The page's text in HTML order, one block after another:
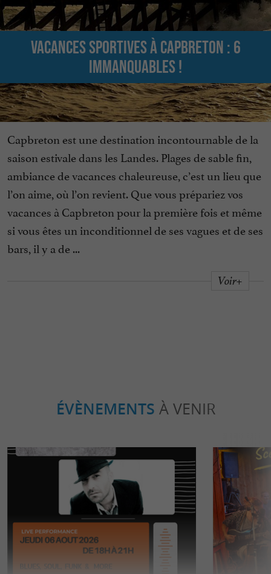
Vacances sportives à Capbreton : 6
immanquables !
Capbreton est une destination incontournable de la
saison estivale dans les Landes. Plages de sable fin,
ambiance de vacances chaleureuse, c’est un lieu que
l’on aime, où l’on revient. Que vous prépariez vos
vacances à Capbreton pour la première fois et même
si vous êtes un inconditionnel de ses vagues et de ses
bars, il y a de ...
Voir+
ÉVÈNEMENTS À VENIR